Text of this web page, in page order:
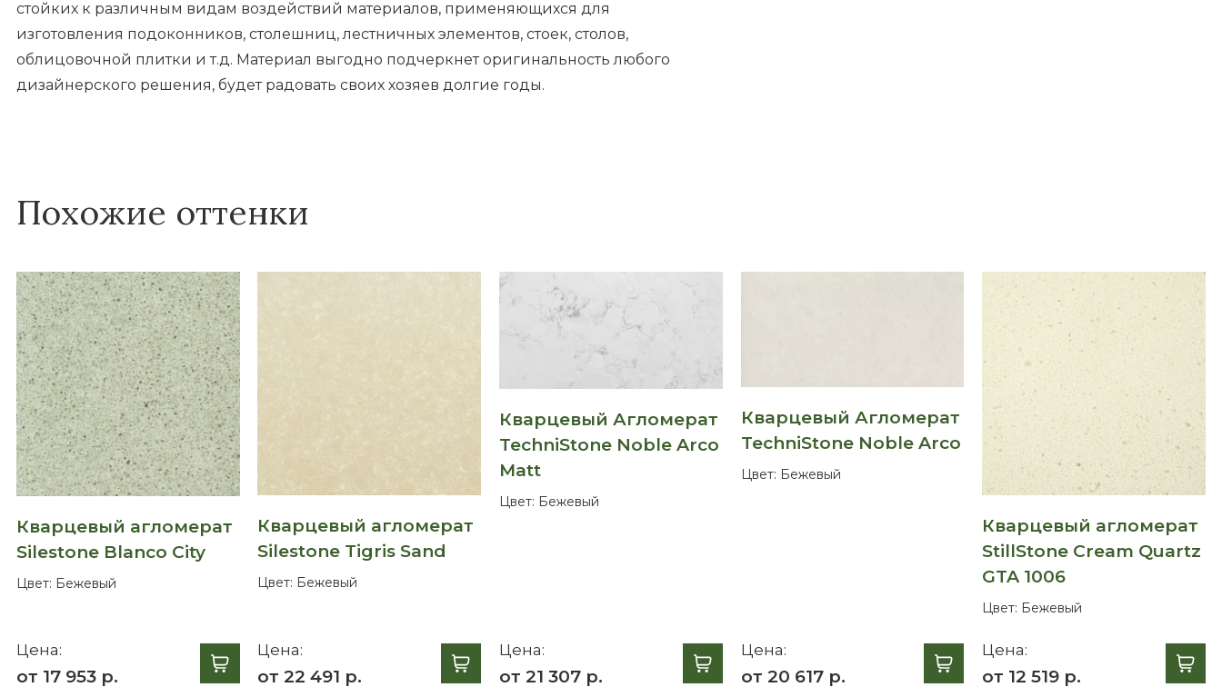
стойких к различным видам воздействий материалов, применяющихся для
изготовления подоконников, столешниц, лестничных элементов, стоек, столов,
облицовочной плитки и т.д. Материал выгодно подчеркнет оригинальность любого
дизайнерского решения, будет радовать своих хозяев долгие годы.
Похожие оттенки
Кварцевый агломерат
Silestone Blanco City
Цвет: Бежевый
Цена:
от 17 953 р.
Кварцевый агломерат
Silestone Tigris Sand
Цвет: Бежевый
Цена:
от 22 491 р.
Кварцевый Агломерат
TechniStone Noble Arco
Matt
Цвет: Бежевый
Цена:
от 21 307 р.
Кварцевый Агломерат
TechniStone Noble Arco
Цвет: Бежевый
Цена:
от 20 617 р.
Кварцевый агломерат
StillStone Cream Quartz
GTA 1006
Цвет: Бежевый
Цена:
от 12 519 р.